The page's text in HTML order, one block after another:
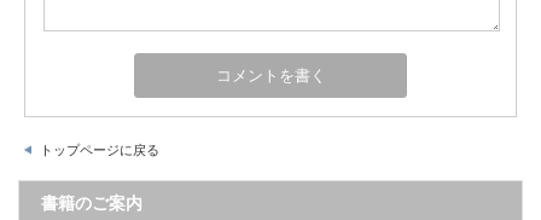
トップページに戻る
書籍のご案内